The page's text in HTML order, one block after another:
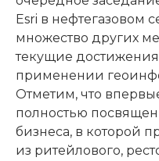
Esri в нефтегазовом
множество других
текущие достижения
применении
Отметим, что
полностью
бизнеса, в которой
из ритейлового,